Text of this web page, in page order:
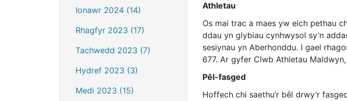
Ionawr 2024 (14)
Rhagfyr 2023 (17)
Tachwedd 2023 (7)
Hydref 2023 (3)
Medi 2023 (15)
Athletau
Os mai trac a maes yw eich pethau
ddau yn glybiau cynhwysol sy’n
sesiynau yn Aberhonddu. I gael
677. Ar gyfer Clwb Athletau
Pêl-fasged
Hoffech chi saethu’r bêl drwy’r